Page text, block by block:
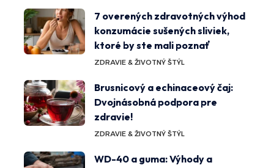
7 overených zdravotných výhod
konzumácie sušených sliviek,
ktoré by ste mali poznať
ZDRAVIE & ŽIVOTNÝ ŠTÝL
Brusnicový a echinaceový čaj:
Dvojnásobná podpora pre
zdravie!
ZDRAVIE & ŽIVOTNÝ ŠTÝL
WD-40 a guma: Výhody a